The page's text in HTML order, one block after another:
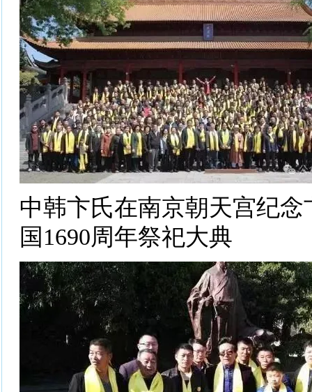
中韩卞氏在南京朝天宫纪
国1690周年祭祀大典